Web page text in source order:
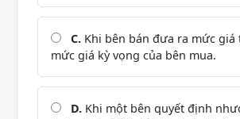
C. Khi bên bán đưa ra mức giá
mức giá kỳ vọng của bên mua.
D. Khi một bên quyết định